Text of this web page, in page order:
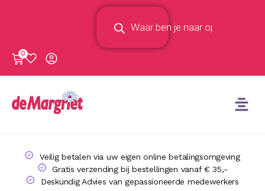
0
Veilig betalen via uw eigen online betalingsomgeving
Gratis verzending bij bestellingen vanaf € 35,-
Deskundig Advies van gepassioneerde medewerkers